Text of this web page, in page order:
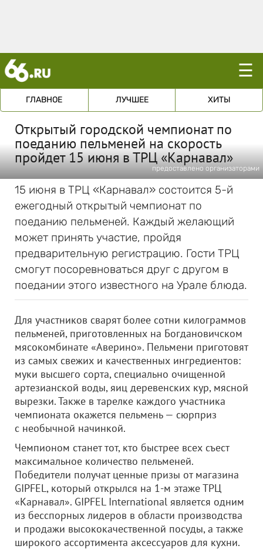
☰
ГЛАВНОЕ ЛУЧШЕЕ ХИТЫ
Открытый городской чемпионат по
поеданию пельменей на скорость
пройдет 15 июня в ТРЦ «Карнавал»
предоставлено организаторами
15 июня в ТРЦ «Карнавал» состоится 5-й
ежегодный открытый чемпионат по
поеданию пельменей. Каждый желающий
может принять участие, пройдя
предварительную регистрацию. Гости ТРЦ
смогут посоревноваться друг с другом в
поедании этого известного на Урале блюда.
Для участников сварят более сотни килограммов
пельменей, приготовленных на Богдановичском
мясокомбинате «Аверино». Пельмени приготовят
из самых свежих и качественных ингредиентов:
муки высшего сорта, специально очищенной
артезианской воды, яиц деревенских кур, мясной
вырезки. Также в тарелке каждого участника
чемпионата окажется пельмень — сюрприз
с необычной начинкой.
Чемпионом станет тот, кто быстрее всех съест
максимальное количество пельменей.
Победители получат ценные призы от магазина
GIPFEL, который открылся на 1-м этаже ТРЦ
«Карнавал». GIPFEL International является одним
из бесспорных лидеров в области производства
и продажи высококачественной посуды, а также
широкого ассортимента аксессуаров для кухни.